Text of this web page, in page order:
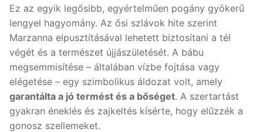
Ez az egyik legősibb, egyértelműen pogány gyökerű
lengyel hagyomány. Az ősi szlávok hite szerint
Marzanna elpusztításával lehetett biztosítani a tél
végét és a természet újjászületését. A bábu
megsemmisítése – általában vízbe fojtása vagy
elégetése – egy szimbolikus áldozat volt, amely
garantálta a jó termést és a bőséget. A szertartást
gyakran éneklés és zajkeltés kísérte, hogy elűzzék a
gonosz szellemeket.